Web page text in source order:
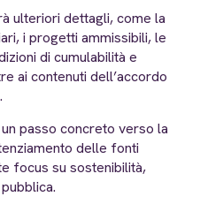
ulteriori dettagli, come la
i progetti ammissibili, le
di cumulabilità e
ai contenuti dell’accordo
passo concreto verso la
delle fonti
focus su sostenibilità,